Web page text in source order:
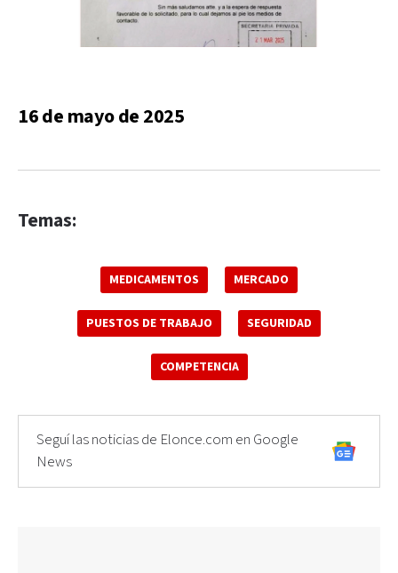
16 de mayo de 2025
Temas:
MEDICAMENTOS MERCADO
PUESTOS DE TRABAJO SEGURIDAD
COMPETENCIA
Seguí las noticias de Elonce.com en Google
News